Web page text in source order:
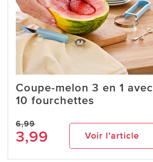
Coupe-melon 3 en 1 avec
10 fourchettes
6,99
3,99 Voir l’article